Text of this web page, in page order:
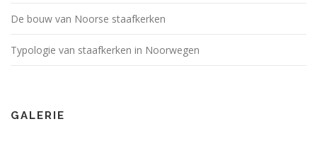
t
i
e
De bouw van Noorse staafkerken
Typologie van staafkerken in Noorwegen
GALERIE